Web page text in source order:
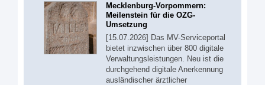
Mecklenburg-Vorpommern:
Meilenstein für die OZG-
Umsetzung
[15.07.2026] Das MV-Serviceportal
bietet inzwischen über 800 digitale
Verwaltungsleistungen. Neu ist die
durchgehend digitale Anerkennung
ausländischer ärztlicher